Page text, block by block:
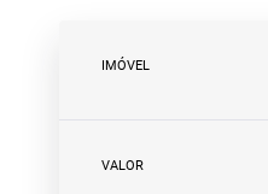
IMÓVEL
VALOR